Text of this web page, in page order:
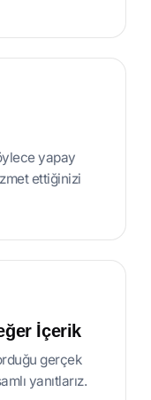
yapay
ettiğinizi
İçerik
gerçek
yanıtlarız.